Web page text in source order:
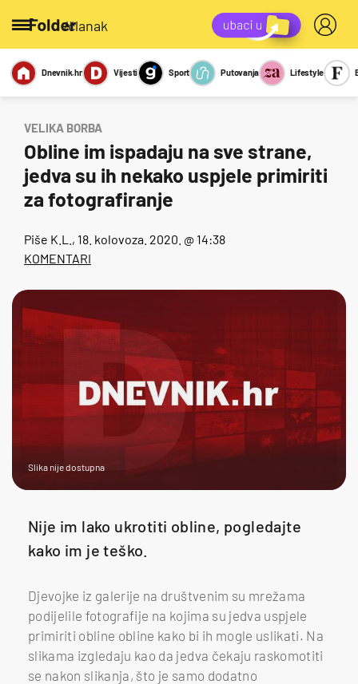
/članak
Miks Kviz
Report
Sexy
Dnevnik.hr Vijesti Sport Putovanja Lifestyle
VELIKA BORBA
Obline im ispadaju na sve strane,
jedva su ih nekako uspjele primiriti
za fotografiranje
Piše K.L. , 18. kolovoza. 2020. @ 14:38
KOMENTARI
Slika nije dostupna
Nije im lako ukrotiti obline, pogledajte
kako im je teško.
Djevojke iz galerije na društvenim su mrežama
podijelile fotografije na kojima su jedva uspjele
primiriti obline obline kako bi ih mogle uslikati. Na
slikama izgledaju kao da jedva čekaju raskomotiti
se nakon slikanja, što je samo dodatno